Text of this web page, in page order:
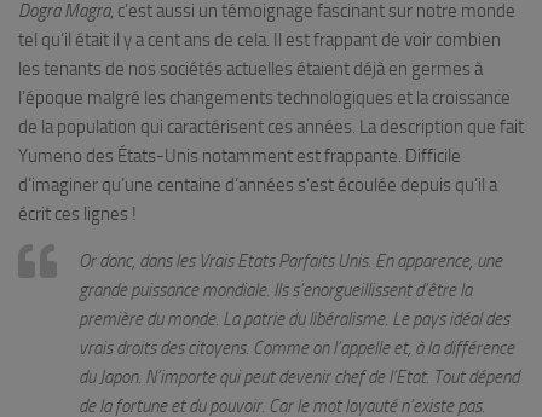
Dogra Magra, c’est aussi un témoignage fascinant sur notre monde
tel qu’il était il y a cent ans de cela. Il est frappant de voir combien
les tenants de nos sociétés actuelles étaient déjà en germes à
l’époque malgré les changements technologiques et la croissance
de la population qui caractérisent ces années. La description que fait
Yumeno des États-Unis notamment est frappante. Difficile
d’imaginer qu’une centaine d’années s’est écoulée depuis qu’il a
écrit ces lignes !
Or donc, dans les Vrais Etats Parfaits Unis. En apparence, une
grande puissance mondiale. Ils s’enorgueillissent d’être la
première du monde. La patrie du libéralisme. Le pays idéal des
vrais droits des citoyens. Comme on l’appelle et, à la différence
du Japon. N’importe qui peut devenir chef de l’Etat. Tout dépend
de la fortune et du pouvoir. Car le mot loyauté n’existe pas.